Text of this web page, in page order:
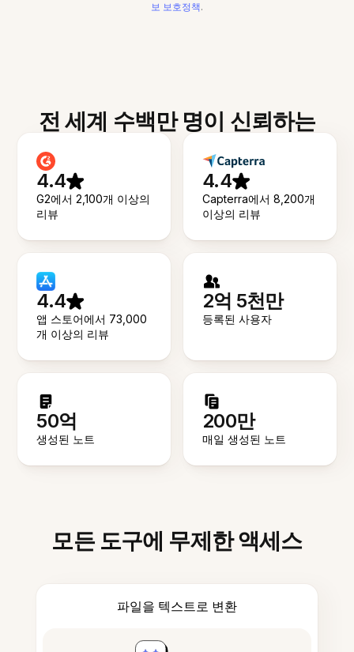
보 보호정책.
전 세계 수백만 명이 신뢰하는
4.4
G2에서 2,100개 이상의
리뷰
4.4
Capterra에서 8,200개
이상의 리뷰
4.4
앱 스토어에서 73,000
개 이상의 리뷰
2억 5천만
등록된 사용자
50억
생성된 노트
200만
매일 생성된 노트
모든 도구에 무제한 액세스
파일을 텍스트로 변환